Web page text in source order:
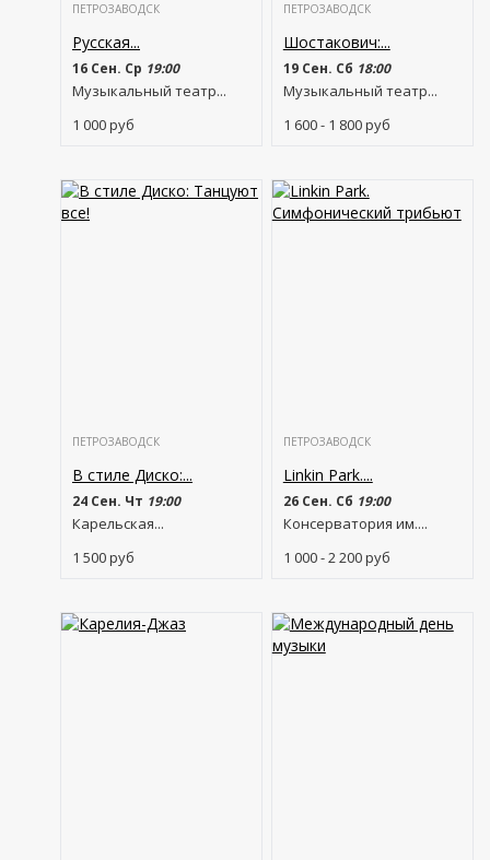
ПЕТРОЗАВОДСК
Русская...
16 Сен. Ср 19:00
Музыкальный театр...
1 000руб
ПЕТРОЗАВОДСК
Шостакович:...
19 Сен. Сб 18:00
Музыкальный театр...
1 600 - 1 800руб
ПЕТРОЗАВОДСК
В стиле Диско:...
24 Сен. Чт 19:00
Карельская...
1 500руб
ПЕТРОЗАВОДСК
Linkin Park....
26 Сен. Сб 19:00
Консерватория им....
1 000 - 2 200руб